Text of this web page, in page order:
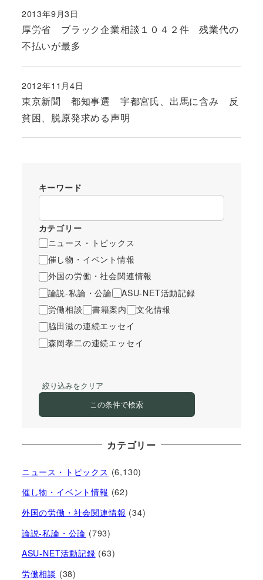
厚労省 ブラック企業相談１０４２件 残業代の
不払いが最多
投稿日
2013年9月3日
東京新聞 都知事選 宇都宮氏、出馬に含み 反
貧困、脱原発求める声明
投稿日
2012年11月4日
キーワード
カテゴリー
ニュース・トピックス
催し物・イベント情報
外国の労働・社会関連情報
論説-私論・公論
ASU-NET活動記録
労働相談
書籍案内
文化情報
脇田滋の連続エッセイ
森岡孝二の連続エッセイ
絞り込みをクリア
この条件で検索
カテゴリー
ニュース・トピックス (6,130)
催し物・イベント情報 (62)
外国の労働・社会関連情報 (34)
論説-私論・公論 (793)
ASU-NET活動記録 (63)
労働相談 (38)